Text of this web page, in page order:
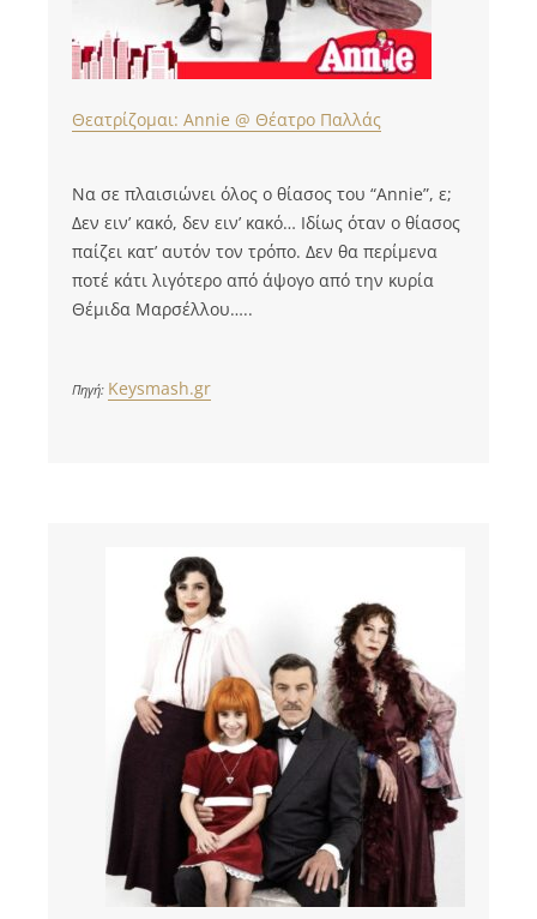
Θεατρίζομαι: Annie @ Θέατρο Παλλάς
Να σε πλαισιώνει όλος ο θίασος του “Annie”, ε;
Δεν ειν’ κακό, δεν ειν’ κακό… Ιδίως όταν ο θίασος
παίζει κατ’ αυτόν τον τρόπο. Δεν θα περίμενα
ποτέ κάτι λιγότερο από άψογο από την κυρία
Θέμιδα Μαρσέλλου…..
Πηγή: Keysmash.gr